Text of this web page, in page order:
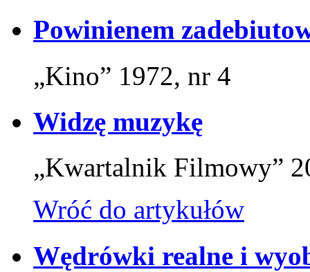
Powinienem
„Kino” 1972, nr 4
Widzę muzykę
„Kwartalnik Filmowy”
Wróć do artykułów
Wędrówki realne i